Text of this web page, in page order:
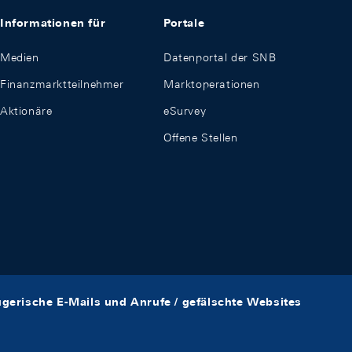
Informationen für
Medien
Finanzmarktteilnehmer
Aktionäre
Portale
Datenportal der SNB
Marktoperationen
eSurvey
Offene Stellen
E-Mails und Anrufe / gefälschte Websites